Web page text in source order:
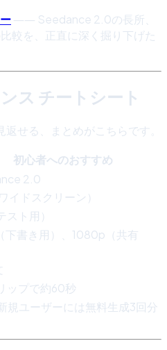
―― Seedance 2.0の長所、
較を、正直に深く掘り下げた
ス チートシート
せる、まとめがこちらです。
初心者へのおすすめ
2.0
イドスクリーン）
スト用）
下書き用）、1080p（共有
ップで約60秒
規ユーザーには無料生成3回分